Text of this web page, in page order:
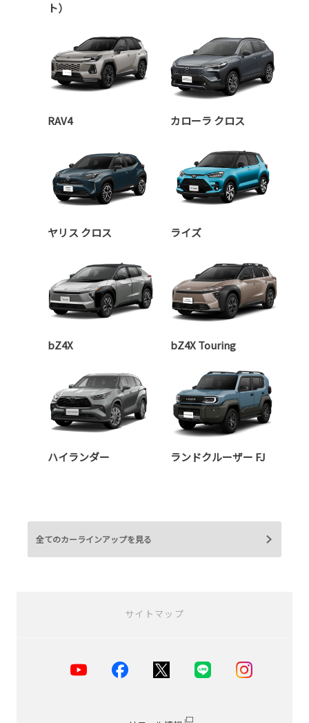
ト）
RAV4 カローラ クロス
ヤリス クロス ライズ
bZ4X bZ4X Touring
ハイランダー ランドクルーザー FJ
全てのカーラインアップを見る
サイトマップ
お店を探す